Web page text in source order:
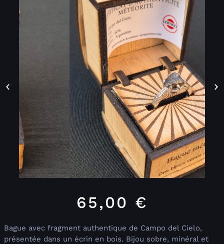
65,00 €
Bague avec fragment authentique de Campo del Cielo,
présentée dans un écrin en bois. Bijou sobre, minéral et